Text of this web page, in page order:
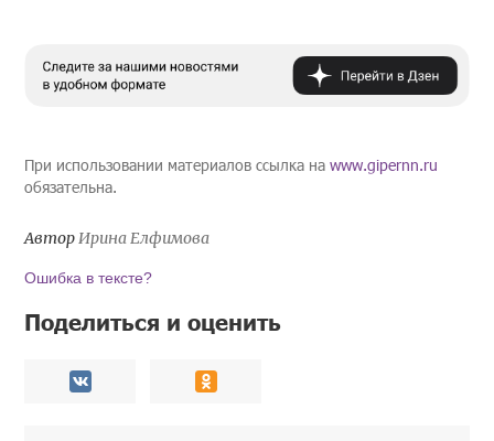
При использовании материалов ссылка наwww.gipernn.ru
обязательна.
АвторИрина Елфимова
Ошибка в тексте?
Поделиться и оценить